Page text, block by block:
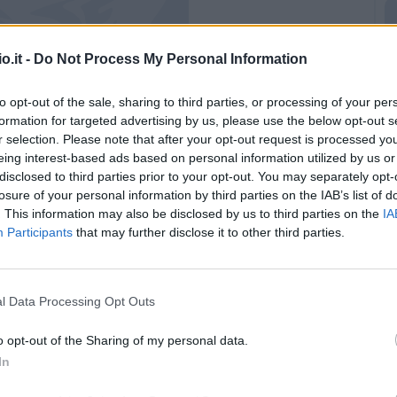
- Do Not Process My Personal Information
opt-out of the sale, sharing to third parties, or processing of your
for targeted advertising by us, please use the below opt-out
selection. Please note that after your opt-out request is processed
interest-based ads based on personal information utilized by us
to third parties prior to your opt-out. You may separately
of your personal information by third parties on the IAB’s list of
This information may also be disclosed by us to third parties on the
Participants that may further disclose it to other third parties.
Data Processing Opt Outs
opt-out of the Sharing of my personal data.
del primo tempo
con Bartesaghi titolare. Nesta conferma il 3-
In un clima di fortissima contestazione
Reijnders arma subito la corsa di Joao
Pedro Pereira. Le proteste dell'ex Chelsea
si apre ma Pizzignacco con un guizzo
e cerca qualche interessante sortita
senza però impegnare in maniera
è timido e si fa vedere solo con un tiro
male a lato poco dopo aver sbagliato uno